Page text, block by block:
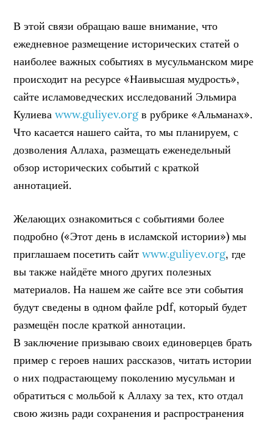
В этой связи обращаю ваше внимание, что
ежедневное размещение исторических статей о
наиболее важных событиях в мусульманском мире
происходит на ресурсе «Наивысшая мудрость»,
сайте исламоведческих исследований Эльмира
Кулиеваwww.guliyev.orgв рубрике «Альманах».
Что касается нашего сайта, то мы планируем, с
дозволения Аллаха, размещать еженедельный
обзор исторических событий с краткой
аннотацией.
Желающих ознакомиться с событиями более
подробно («Этот день в исламской истории») мы
приглашаем посетить сайтwww.guliyev.org, где
вы также найдёте много других полезных
материалов. На нашем же сайте все эти события
будут сведены в одном файле pdf, который будет
размещён после краткой аннотации.
В заключение призываю своих единоверцев брать
пример с героев наших рассказов, читать истории
о них подрастающему поколению мусульман и
обратиться с мольбой к Аллаху за тех, кто отдал
свою жизнь ради сохранения и распространения